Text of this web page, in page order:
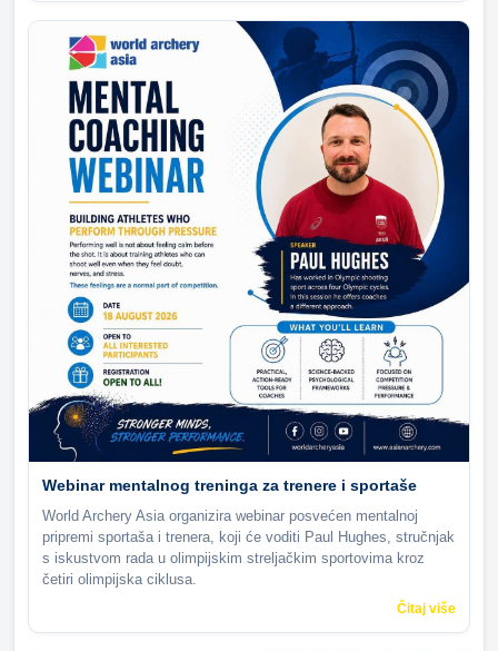
Webinar mentalnog treninga za trenere i sportaše
World Archery Asia organizira webinar posvećen mentalnoj
pripremi sportaša i trenera, koji će voditi Paul Hughes, stručnjak
s iskustvom rada u olimpijskim streljačkim sportovima kroz
četiri olimpijska ciklusa.
Čitaj više